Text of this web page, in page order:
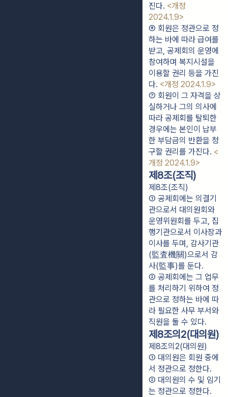
진다. <개정
2024.1.9>
⑥ 회원은 정관으로 정
하는 바에 따라 급여를
받고, 공제회의 운영에
참여하며 복지시설을
이용할 권리 등을 가진
다. <개정 2024.1.9>
⑦ 회원이 그 자격을 상
실하거나 그의 의사에
따라 공제회를 탈퇴한
경우에는 본인이 납부
한 부담금의 반환을 청
구할 권리를 가진다. <
개정 2024.1.9>
제8조(조직)
제8조(조직)
① 공제회에는 의결기
관으로서 대의원회와
운영위원회를 두고, 집
행기관으로서 이사장과
이사를 두며, 감사기관
(監査機關)으로서 감
사(監事)를 둔다.
② 공제회에는 그 업무
를 처리하기 위하여 정
관으로 정하는 바에 따
라 필요한 사무 부서와
직원을 둘 수 있다.
제8조의2(대의원)
제8조의2(대의원)
① 대의원은 회원 중에
서 정관으로 정한다.
② 대의원의 수 및 임기
는 정관으로 정한다.